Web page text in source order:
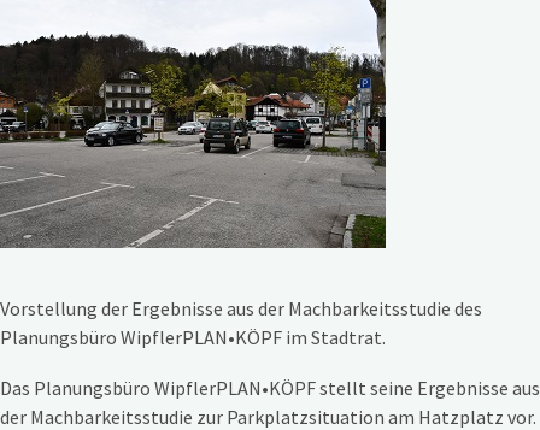
Vorstellung der Ergebnisse aus der Machbarkeitsstudie des
Planungsbüro WipflerPLAN•KÖPF im Stadtrat.
Das Planungsbüro WipflerPLAN•KÖPF stellt seine Ergebnisse aus
der Machbarkeitsstudie zur Parkplatzsituation am Hatzplatz vor.